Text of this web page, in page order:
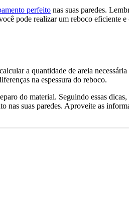
perfeito nas suas paredes.
pode realizar um reboco eficiente
a quantidade de areia
na espessura do reboco.
do material. Seguindo essas
nas suas paredes. Aproveite as